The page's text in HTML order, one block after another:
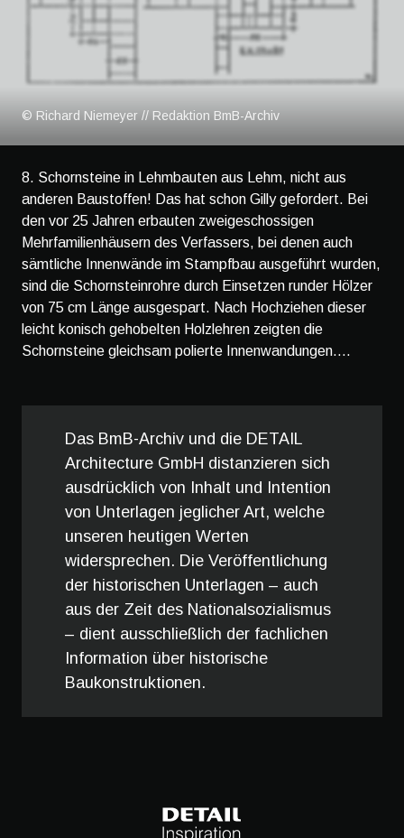
© Richard Niemeyer // Redaktion BmB-Archiv
8. Schornsteine in Lehmbauten aus Lehm, nicht aus
anderen Baustoffen! Das hat schon Gilly gefordert. Bei
den vor 25 Jahren erbauten zweigeschossigen
Mehrfamilienhäusern des Verfassers, bei denen auch
sämtliche Innenwände im Stampfbau ausgeführt wurden,
sind die Schornsteinrohre durch Einsetzen runder Hölzer
von 75 cm Länge ausgespart. Nach Hochziehen dieser
leicht konisch gehobelten Holzlehren zeigten die
Schornsteine gleichsam polierte Innenwandungen....
Das BmB-Archiv und die DETAIL
Architecture GmbH distanzieren sich
ausdrücklich von Inhalt und Intention
von Unterlagen jeglicher Art, welche
unseren heutigen Werten
widersprechen. Die Veröffentlichung
der historischen Unterlagen – auch
aus der Zeit des Nationalsozialismus
– dient ausschließlich der fachlichen
Information über historische
Baukonstruktionen.